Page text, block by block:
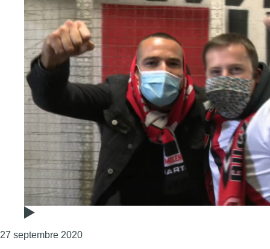
27 septembre 2020Consulter l'article "On était au derby